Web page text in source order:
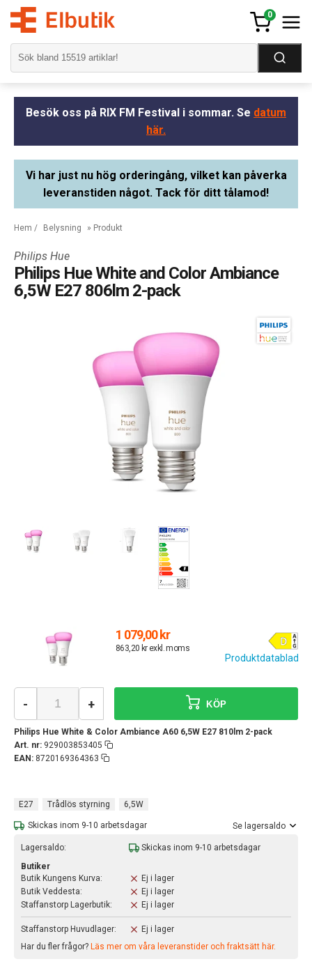
0
Besök oss på RIX FM Festival i sommar. Se datum
här.
Vi har just nu hög orderingång, vilket kan påverka
leveranstiden något. Tack för ditt tålamod!
Hem / Belysning » Produkt
Philips Hue
Philips Hue White and Color Ambiance
6,5W E27 806lm 2-pack
Produktdatablad
1 079,00 kr
863,20 kr exkl. moms
Philips Hue White & Color Ambiance A60 6,5W E27 810lm 2-pack
Art. nr: 929003853405
EAN: 8720169364363
- + KÖP
E27 Trådlös styrning 6,5W
Skickas inom 9-10 arbetsdagar Se lagersaldo
Lagersaldo:
Skickas inom 9-10 arbetsdagar
Butiker
Butik Kungens Kurva:
Ej i lager
Butik Veddesta:
Ej i lager
Staffanstorp Lagerbutik:
Ej i lager
Staffanstorp Huvudlager:
Ej i lager
Har du fler frågor? Läs mer om våra leveranstider och fraktsätt här.